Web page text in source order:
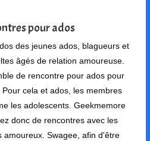
pour ados
des jeunes ados, blagueurs et
âgés de relation amoureuse.
de rencontre pour ados pour
cela et ados, les membres
les adolescents. Geekmemore
donc de rencontres avec les
amoureux. Swagee, afin d'être